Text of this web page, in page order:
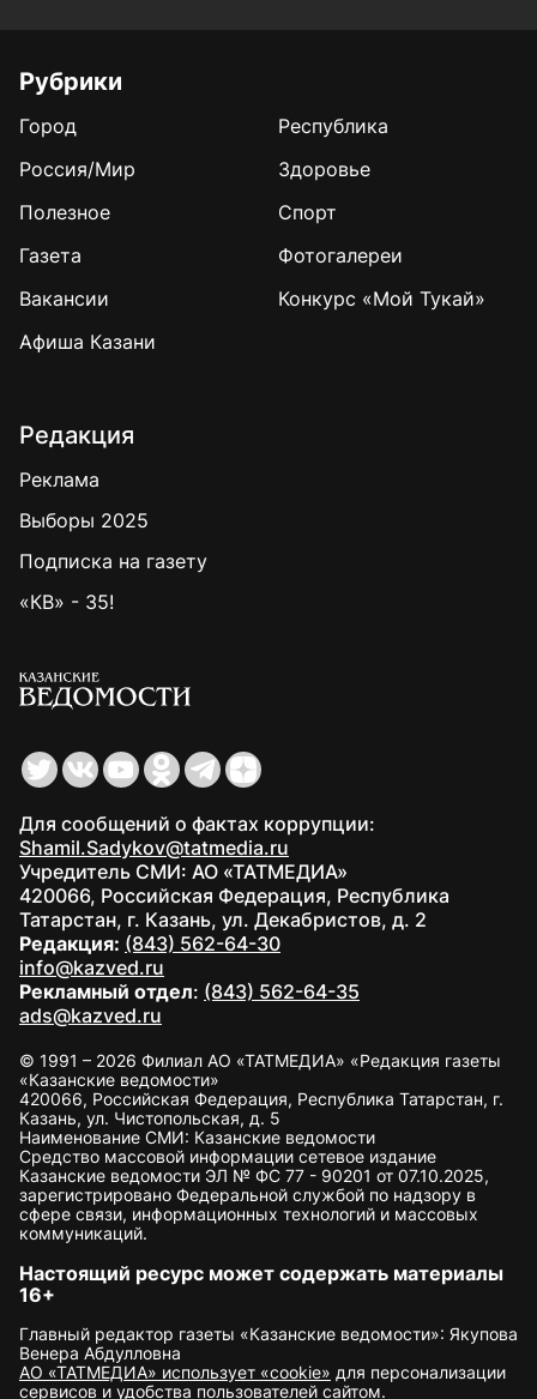
Рубрики
Город
Республика
Россия/Мир
Здоровье
Полезное
Спорт
Газета
Фотогалереи
Вакансии
Конкурс «Мой Тукай»
Афиша Казани
Редакция
Реклама
Выборы 2025
Подписка на газету
«КВ» - 35!
Для сообщений о фактах коррупции:
Shamil.Sadykov@tatmedia.ru
Учредитель СМИ: АО «ТАТМЕДИА»
420066, Российская Федерация, Республика
Татарстан, г. Казань, ул. Декабристов, д. 2
Редакция: (843) 562-64-30
info@kazved.ru
Рекламный отдел: (843) 562-64-35
ads@kazved.ru
© 1991 – 2026 Филиал АО «ТАТМЕДИА» «Редакция газеты
«Казанские ведомости»
420066, Российская Федерация, Республика Татарстан, г.
Казань, ул. Чистопольская, д. 5
Наименование СМИ: Казанские ведомости
Средство массовой информации сетевое издание
Казанские ведомости ЭЛ № ФС 77 - 90201 от 07.10.2025,
зарегистрировано Федеральной службой по надзору в
сфере связи, информационных технологий и массовых
коммуникаций.
Настоящий ресурс может содержать материалы
16+
Главный редактор газеты «Казанские ведомости»: Якупова
Венера Абдулловна
АО «ТАТМЕДИА» использует «cookie» для персонализации
сервисов и удобства пользователей сайтом.